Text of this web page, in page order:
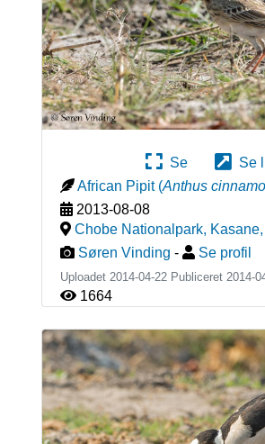
Se
Se
African Pipit (Anthus
2013-08-08
Chobe Nationalpark, Kasane,
Søren Vinding - Se profil
Uploadet 2014-04-22 Publiceret 2014-
1664